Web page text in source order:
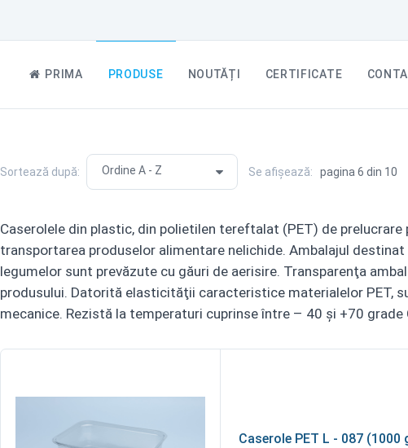
PRIMA PRODUSE NOUTĂȚI CERTIFICATE
Sortează după: Se afișează: pagina 6 din 10
Caserolele din plastic, din polietilen tereftalat (PET) de
transportarea produselor alimentare nelichide. Ambalajul
legumelor sunt prevăzute cu găuri de aerisire. Transparenţa
produsului. Datorită elasticităţii caracteristice materialelor PET,
mecanice. Rezistă la temperaturi cuprinse între – 40 şi +70 grade
Caserole PET L - 087 (1000